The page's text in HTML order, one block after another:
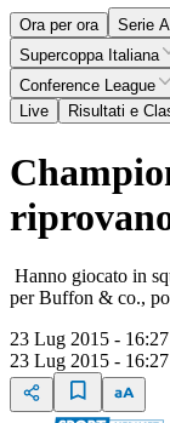
Ora per ora Serie A
Supercoppa Italiana
Conference League
Live
Risultati e
Hanno giocato in
per Buffon & co.,
23 Lug 2015 - 16:27
23 Lug 2015 - 16:27